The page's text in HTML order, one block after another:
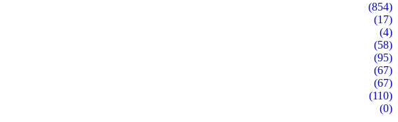
(854)
(17)
(4)
(58)
(95)
(67)
(67)
(110)
(0)